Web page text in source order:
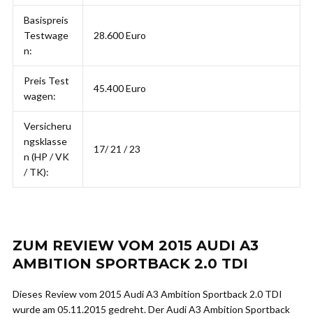
Basispreis
Testwage
n:
28.600 Euro
Preis Test
wagen:
45.400 Euro
Versicheru
ngsklasse
n (HP / VK
/ TK):
17/ 21 / 23
ZUM REVIEW VOM 2015 AUDI A3
AMBITION SPORTBACK 2.0 TDI
Dieses Review vom 2015 Audi A3 Ambition Sportback 2.0 TDI
wurde am 05.11.2015 gedreht. Der Audi A3 Ambition Sportback